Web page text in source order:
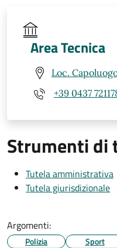
Area Tecnica
Loc.
+39 0437
Strumenti di
Tutela amministrativa
Tutela giurisdizionale
Argomenti:
Polizia Sport